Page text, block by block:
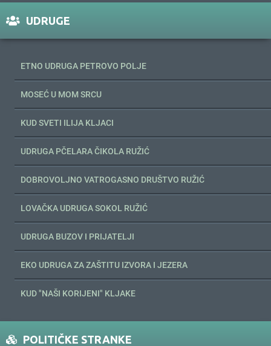
UDRUGE
ETNO UDRUGA PETROVO POLJE
MOSEĆ U MOM SRCU
KUD SVETI ILIJA KLJACI
UDRUGA PČELARA ČIKOLA RUŽIĆ
DOBROVOLJNO VATROGASNO DRUŠTVO RUŽIĆ
LOVAČKA UDRUGA SOKOL RUŽIĆ
UDRUGA BUZOV I PRIJATELJI
EKO UDRUGA ZA ZAŠTITU IZVORA I JEZERA
KUD "NAŠI KORIJENI" KLJAKE
POLITIČKE STRANKE